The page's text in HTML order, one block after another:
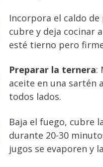
Incorpora el caldo
cubre y deja cocinar
esté tierno pero
Preparar la ternera:
aceite en una sartén
todos lados.
Baja el fuego, cubre
durante 20-30
jugos se evaporen y